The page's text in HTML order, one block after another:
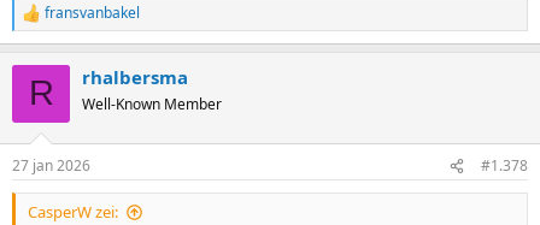
R
e
s
:
fransvanbakel
R rhalbersma
Well-Known Member
27 jan 2026 #1.378
CasperW zei: